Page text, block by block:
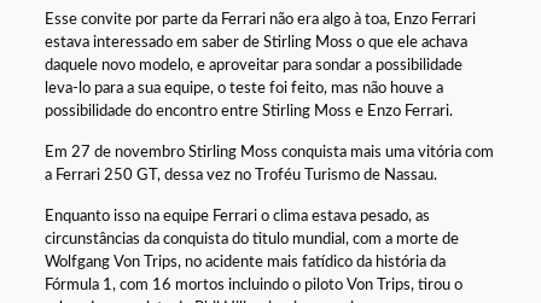
Esse convite por parte da Ferrari não era algo à toa, Enzo Ferrari
estava interessado em saber de Stirling Moss o que ele achava
daquele novo modelo, e aproveitar para sondar a possibilidade
leva-lo para a sua equipe, o teste foi feito, mas não houve a
possibilidade do encontro entre Stirling Moss e Enzo Ferrari.
Em 27 de novembro Stirling Moss conquista mais uma vitória com
a Ferrari 250 GT, dessa vez no Troféu Turismo de Nassau.
Enquanto isso na equipe Ferrari o clima estava pesado, as
circunstâncias da conquista do titulo mundial, com a morte de
Wolfgang Von Trips, no acidente mais fatídico da história da
Fórmula 1, com 16 mortos incluindo o piloto Von Trips, tirou o